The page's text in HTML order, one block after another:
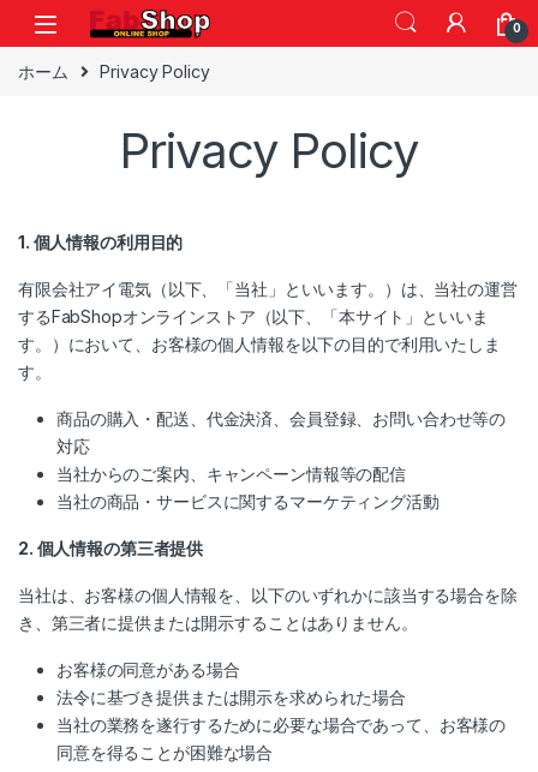
Skip to navigation
Skip to content
0
ホーム Privacy Policy
Privacy Policy
1. 個人情報の利用目的
有限会社アイ電気（以下、「当社」といいます。）は、当社の運営
するFabShopオンラインストア（以下、「本サイト」といいま
す。）において、お客様の個人情報を以下の目的で利用いたしま
す。
商品の購入・配送、代金決済、会員登録、お問い合わせ等の
対応
当社からのご案内、キャンペーン情報等の配信
当社の商品・サービスに関するマーケティング活動
2. 個人情報の第三者提供
当社は、お客様の個人情報を、以下のいずれかに該当する場合を除
き、第三者に提供または開示することはありません。
お客様の同意がある場合
法令に基づき提供または開示を求められた場合
当社の業務を遂行するために必要な場合であって、お客様の
同意を得ることが困難な場合